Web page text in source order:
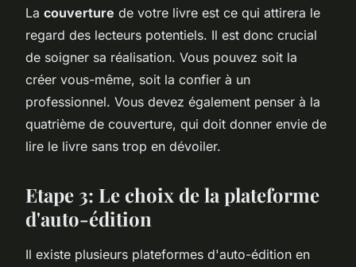
La couverture de votre livre est ce qui attirera le
regard des lecteurs potentiels. Il est donc crucial
de soigner sa réalisation. Vous pouvez soit la
créer vous-même, soit la confier à un
professionnel. Vous devez également penser à la
quatrième de couverture, qui doit donner envie de
lire le livre sans trop en dévoiler.
Etape 3: Le choix de la plateforme
d'auto-édition
Il existe plusieurs plateformes d'auto-édition en